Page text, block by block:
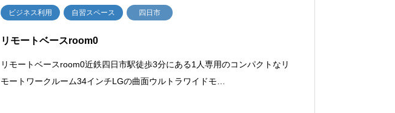
ビジネス利用 自習スペース 四日市
リモートベースroom0
リモートベースroom0近鉄四日市駅徒歩3分にある1人専用のコンパクトなリ
モートワークルーム34インチLGの曲面ウルトラワイドモ…